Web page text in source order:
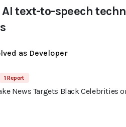
text-to-speech
as Developer
1 Report
News Targets Black Celebrities